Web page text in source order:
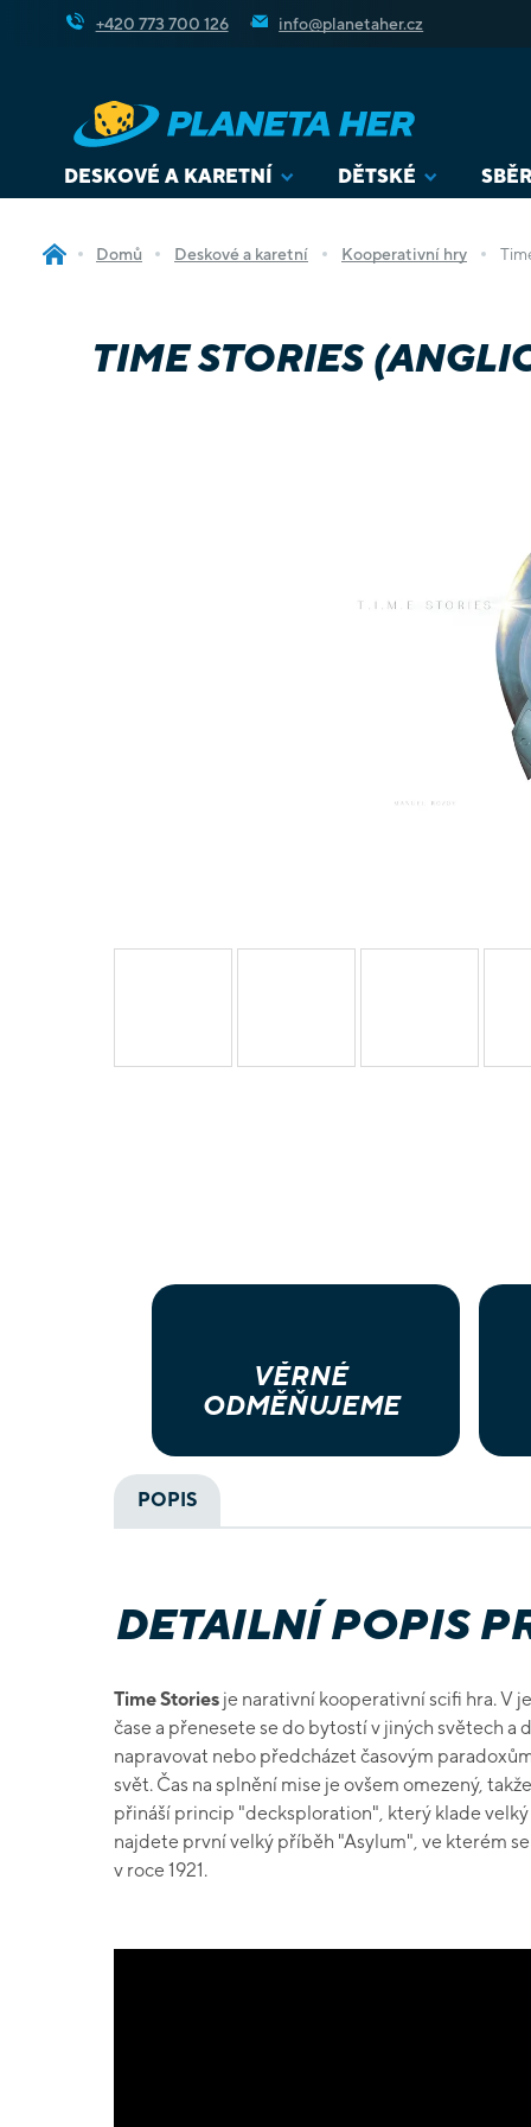
+420 773 700 126 info@planetaher.cz
DESKOVÉ A KARETNÍ DĚTSKÉ
Domů Deskové a karetní Kooperativní hry
TIME STORIES
VĚRNÉ
ODMĚŇUJEME
POPIS
DETAILNÍ POPIS
Time Stories je narativní kooperativní scifi hra. V
čase a přenesete se do bytostí v jiných světech a
napravovat nebo předcházet časovým
svět. Čas na splnění mise je ovšem omezený,
přináší princip "decksploration", který klade
najdete první velký příběh "Asylum", ve kterém
v roce 1921.